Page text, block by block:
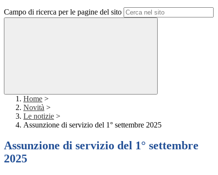
Campo di ricerca per le pagine del sito
Home >
Novità >
Le notizie >
Assunzione di servizio del 1° settembre 2025
Assunzione di servizio del 1° settembre
2025